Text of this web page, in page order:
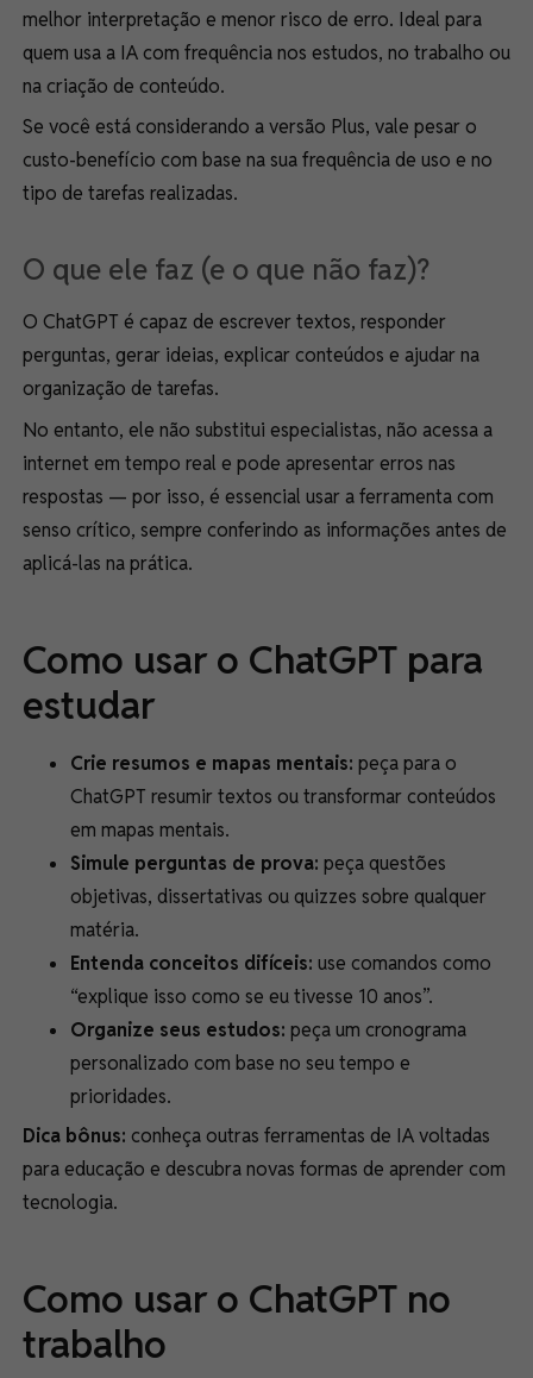
melhor interpretação e menor risco de erro. Ideal para
quem usa a IA com frequência nos estudos, no trabalho ou
na criação de conteúdo.
Se você está considerando a versão Plus, vale pesar o
custo-benefício com base na sua frequência de uso e no
tipo de tarefas realizadas.
O que ele faz (e o que não faz)?
O ChatGPT é capaz de escrever textos, responder
perguntas, gerar ideias, explicar conteúdos e ajudar na
organização de tarefas.
No entanto, ele não substitui especialistas, não acessa a
internet em tempo real e pode apresentar erros nas
respostas — por isso, é essencial usar a ferramenta com
senso crítico, sempre conferindo as informações antes de
aplicá-las na prática.
Como usar o ChatGPT para
estudar
Crie resumos e mapas mentais: peça para o
ChatGPT resumir textos ou transformar conteúdos
em mapas mentais.
Simule perguntas de prova: peça questões
objetivas, dissertativas ou quizzes sobre qualquer
matéria.
Entenda conceitos difíceis: use comandos como
“explique isso como se eu tivesse 10 anos”.
Organize seus estudos: peça um cronograma
personalizado com base no seu tempo e
prioridades.
Dica bônus: conheça outras ferramentas de IA voltadas
para educação e descubra novas formas de aprender com
tecnologia.
Como usar o ChatGPT no
trabalho